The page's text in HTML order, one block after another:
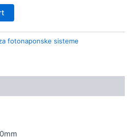
fotonaponske sisteme